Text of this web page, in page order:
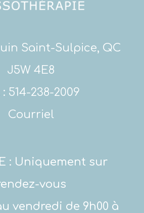
Saint-Sulpice, QC
J5W 4E8
: 514-238-2009
Courriel
: Uniquement sur
vous
vendredi de 9h00 à